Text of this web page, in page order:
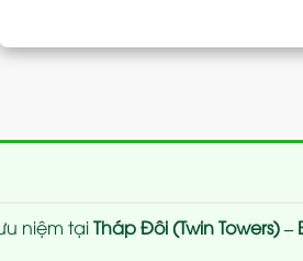
niệm tạiTháp Đôi (Twin Towers) –